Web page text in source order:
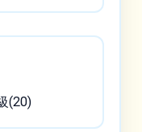
(20)